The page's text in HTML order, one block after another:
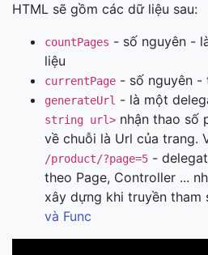
HTML sẽ gồm các dữ liệu sau:
countPages - số nguyên -
liệu
currentPage - số nguyên -
generateUrl - là một
string url> nhận thao số
về chuỗi là Url của trang.
/product/?page=5 -
theo Page, Controller ...
xây dựng khi truyền tham
và Func